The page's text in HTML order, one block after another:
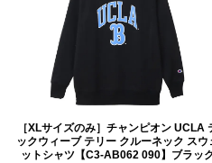
［XLサイズのみ］チャンピオン UCLA
ックウィーブ テリー クルーネック スウ
ットシャツ【C3-AB062 090】ブラッ